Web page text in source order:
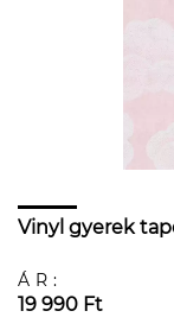
Vinyl gyerek
ÁR:
19 990 Ft